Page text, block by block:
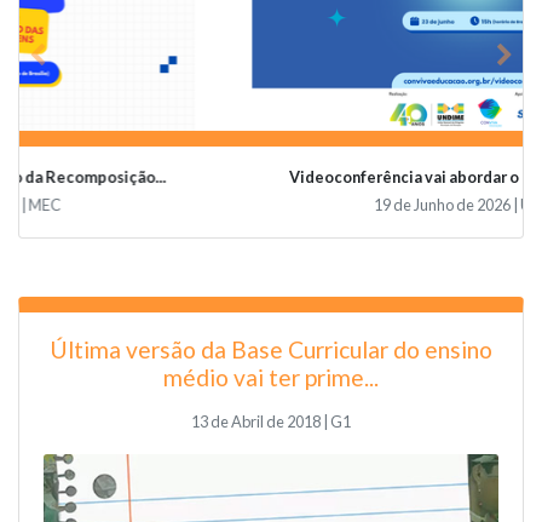
Videoconferência vai abordar o papel da educaçã...
Previous
Última versão da Base Curricular do ensino
médio vai ter prime...
13 de Abril de 2018 | G1